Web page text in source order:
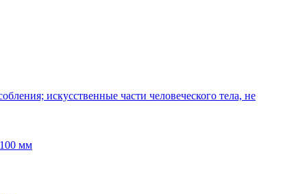
искусственные части человеческого тела, не
мм